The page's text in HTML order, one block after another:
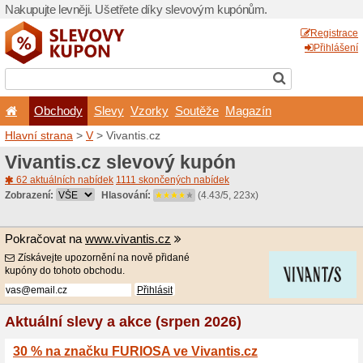
Nakupujte levněji.
Obchody Slevy
Hlavní strana > V>